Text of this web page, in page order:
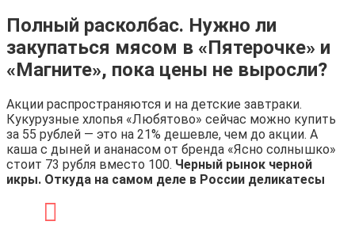
Полный расколбас. Нужно ли
закупаться мясом в «Пятерочке» и
«Магните», пока цены не выросли?
Акции распространяются и на детские завтраки.
Кукурузные хлопья «Любятово» сейчас можно купить
за 55 рублей — это на 21% дешевле, чем до акции. А
каша с дыней и ананасом от бренда «Ясно солнышко»
стоит 73 рубля вместо 100. Черный рынок черной
икры. Откуда на самом деле в России деликатесы